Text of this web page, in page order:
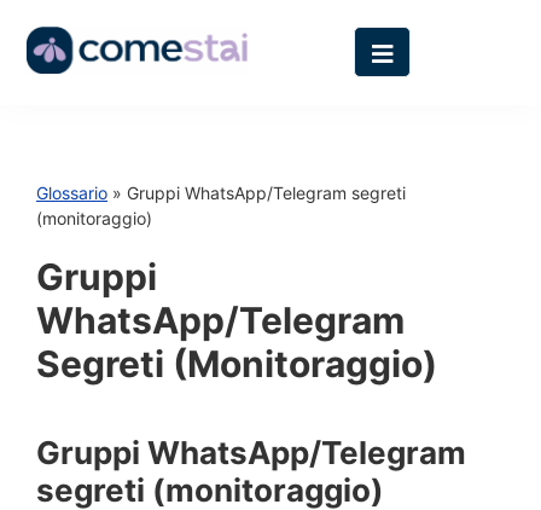
Glossario » Gruppi WhatsApp/Telegram segreti
(monitoraggio)
Gruppi
WhatsApp/Telegram
Segreti (monitoraggio)
Gruppi WhatsApp/Telegram
segreti (monitoraggio)